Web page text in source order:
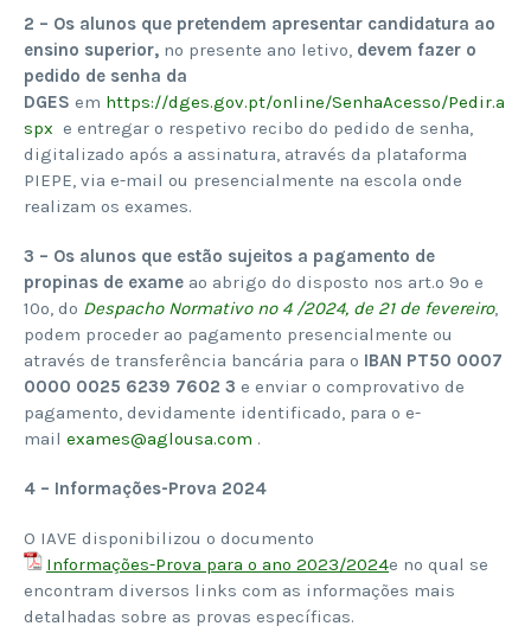
2 – Os alunos que pretendem apresentar candidatura ao
ensino superior, no presente ano letivo, devem fazer o
pedido de senha da
DGES em https://dges.gov.pt/online/SenhaAcesso/Pedir.a
spx e entregar o respetivo recibo do pedido de senha,
digitalizado após a assinatura, através da plataforma
PIEPE, via e-mail ou presencialmente na escola onde
realizam os exames.
3 – Os alunos que estão sujeitos a pagamento de
propinas de exame ao abrigo do disposto nos art.º 9º e
10º, do Despacho Normativo nº 4 /2024, de 21 de fevereiro,
podem proceder ao pagamento presencialmente ou
através de transferência bancária para o IBAN PT50 0007
0000 0025 6239 7602 3 e enviar o comprovativo de
pagamento, devidamente identificado, para o e-
mail exames@aglousa.com .
4 – Informações-Prova 2024
O IAVE disponibilizou o documento
Informações-Prova para o ano 2023/2024e no qual se
encontram diversos links com as informações mais
detalhadas sobre as provas específicas.